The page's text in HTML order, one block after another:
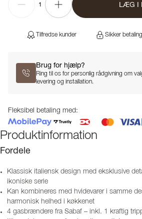
1 LÆG I
Tilfredse kunder Sikker betaling
Brug for hjælp?
Ring til os for personlig rådgivning om
levering og installation.
Fleksibel betaling med:
Produktinformation
Fordele
Klassisk italiensk design med eksklusive
ikoniske serie
Kan kombineres med hvidevarer i samme
harmonisk helhed i køkkenet
4 gasbrændere fra Sabaf – inkl. 1 kraftig